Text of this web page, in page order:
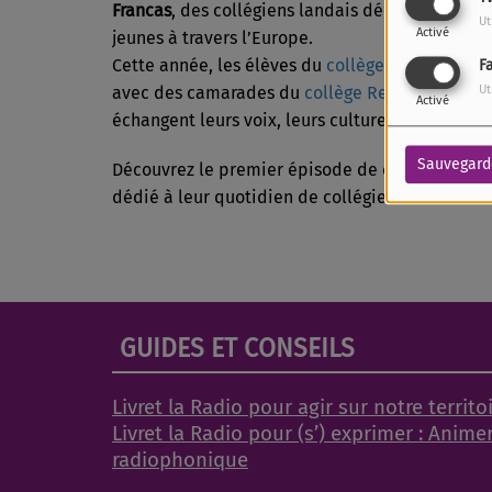
Activé
Activé
Francas, des collégiens landais découvrent
jeunes à travers l’Europe.
Cette année, les élèves du collège de
avec des camarades du collège Rentinasà la
échangent leurs voix, leurs cultures et leurs
Découvrez le premier épisode de cette
dédié à leur quotidien de collégien·nes.
GUIDES ET CONSEILS
Livret la Radio pour agir sur notre
Livret la Radio pour (s’) exprimer :
radiophonique